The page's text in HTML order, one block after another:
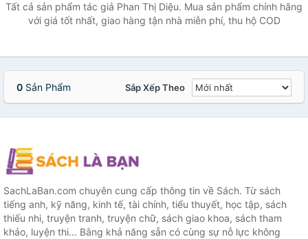
Tất cả sản phẩm tác giả Phan Thị Diệu. Mua sản phẩm chính hãng
với giá tốt nhất, giao hàng tận nhà miễn phí, thu hộ COD
0 Sản Phẩm Sắp Xếp Theo
SachLaBan.com chuyên cung cấp thông tin về Sách. Từ sách
tiếng anh, kỹ năng, kinh tế, tài chính, tiểu thuyết, học tập, sách
thiếu nhi, truyện tranh, truyện chữ, sách giao khoa, sách tham
khảo, luyện thi... Bằng khả năng sẵn có cùng sự nỗ lực không